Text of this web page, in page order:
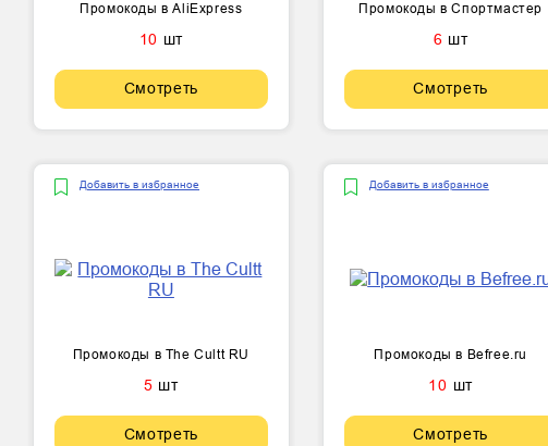
Промокоды в AliExpress
10 шт
Смотреть
Промокоды в Спортмастер
6 шт
Смотреть
Добавить в избранное
Промокоды в The Cultt RU
5 шт
Смотреть
Добавить в избранное
Промокоды в Befree.ru
10 шт
Смотреть